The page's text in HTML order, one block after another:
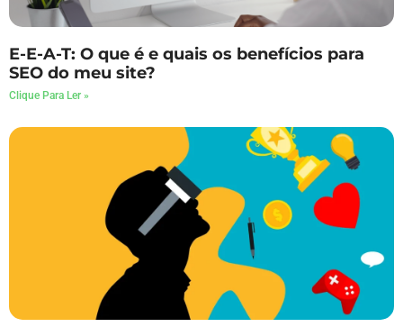
E-E-A-T: O que é e quais os benefícios para
SEO do meu site?
Clique Para Ler »